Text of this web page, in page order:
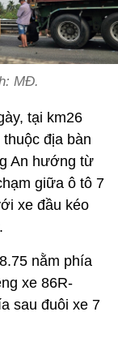
MĐ.
tại km26
địa bàn
An hướng từ
giữa ô tô 7
xe đầu kéo
nằm phía
xe 86R-
sau đuôi xe 7